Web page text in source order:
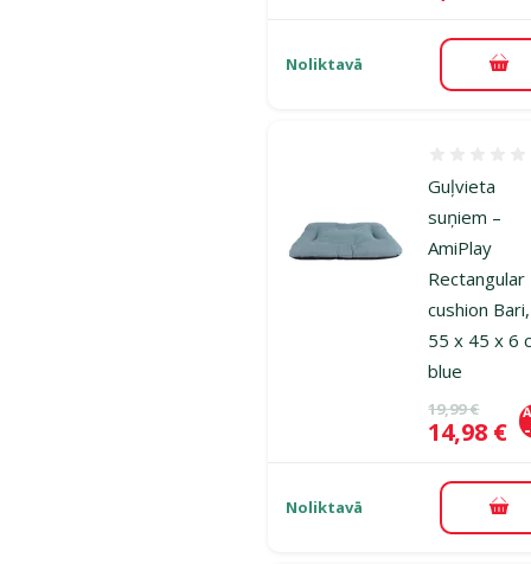
Noliktavā
Guļvieta
suņiem –
AmiPlay
Rectangular
cushion
55 x 45 x 6
blue
Oriģinālā
19,99 €
Cena
14,98 €
Noliktavā